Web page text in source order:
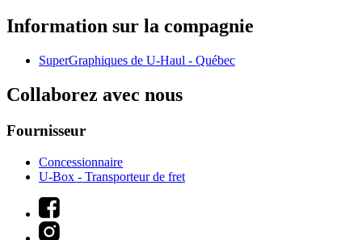
Information sur la compagnie
SuperGraphiques de U-Haul - Québec
Collaborez avec nous
Fournisseur
Concessionnaire
U-Box - Transporteur de fret